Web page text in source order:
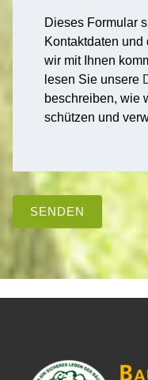
Dieses Formular
Kontaktdaten
wir mit Ihnen
lesen Sie unsere
beschreiben, wie
schützen und
SENDEN